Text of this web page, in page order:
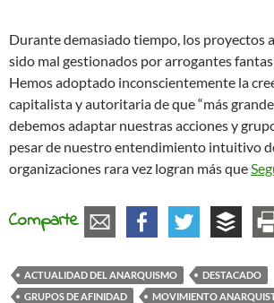
Durante demasiado tiempo, los proyectos
sido mal gestionados por arrogantes
Hemos adoptado inconscientemente la
capitalista y autoritaria de que “más
debemos adaptar nuestras acciones y
pesar de nuestro entendimiento intuitivo
organizaciones rara vez logran más que
Comparte
ACTUALIDAD DEL ANARQUISMO
DESTACADO
GRUPOS DE AFINIDAD
MOVIMIENTO